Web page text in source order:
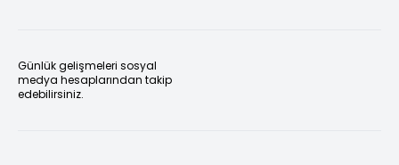
Günlük gelişmeleri sosyal
medya hesaplarından takip
edebilirsiniz.